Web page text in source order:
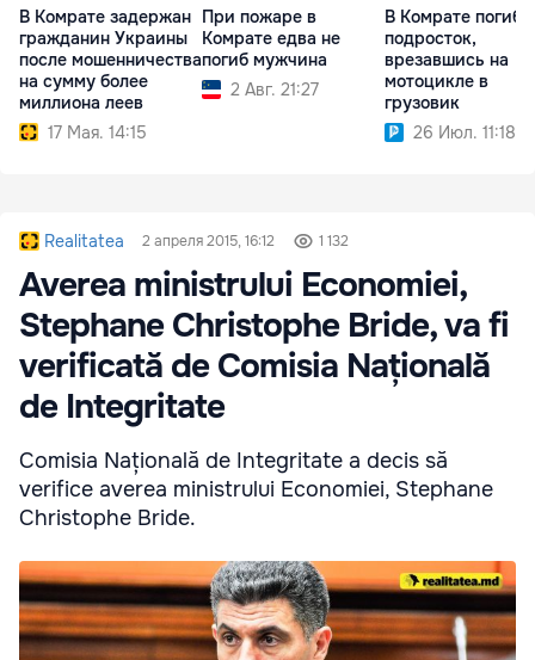
В Комрате задержан
гражданин Украины
после мошенничества
на сумму более
миллиона леев
17 Мая. 14:15
При пожаре в
Комрате едва не
погиб мужчина
2 Авг. 21:27
В Комрате погиб
подросток,
врезавшись на
мотоцикле в
грузовик
26 Июл. 11:18
Realitatea 2 апреля 2015, 16:12 1 132
Averea ministrului Economiei,
Stephane Christophe Bride, va fi
verificată de Comisia Națională
de Integritate
Comisia Națională de Integritate a decis să
verifice averea ministrului Economiei, Stephane
Christophe Bride.